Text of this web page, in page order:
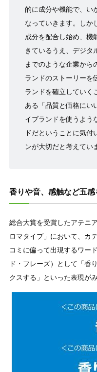
的に成分や機能で、い
なっていきます。しか
成分を配合し始め、機
きているうえ、デジタ
までのような企業から
ランドのストーリーを
ランドを確立していく
ある「品質と価格にい
イブランドを使うよう
ドだということに気付
ンが大切だと考えてい
香りや音、感触など五
総合大賞を受賞したアテニ
ロマタイプ」において、カ
コミに偏って出現するワー
ド・フレーズ）として「香
クスする」といった表現がみ